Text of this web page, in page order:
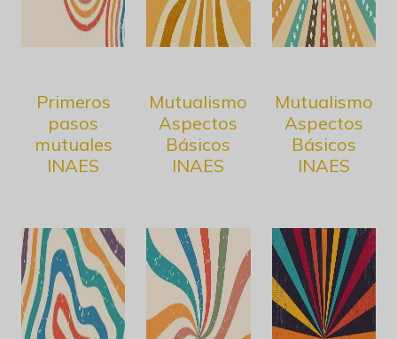
Primeros
pasos
mutuales
INAES
Mutualismo
Aspectos
Básicos
INAES
Mutualismo
Aspectos
Básicos
INAES